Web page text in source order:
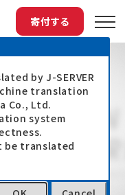
寄付する
by J-SERVER
translation
Co., Ltd.
system
be translated